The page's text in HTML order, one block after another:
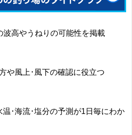
波高やうねりの可能性を掲載
や風上･風下の確認に役立つ
温･海流･塩分の予測が1日毎にわか